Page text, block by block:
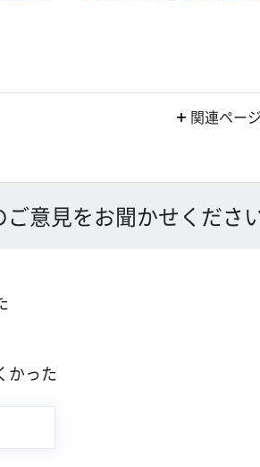
関連ペー
意見をお聞かせくださ
かった